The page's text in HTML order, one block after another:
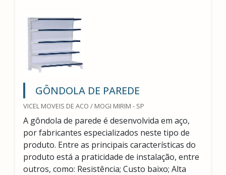
GÔNDOLA DE PAREDE
VICEL MOVEIS DE ACO / MOGI MIRIM - SP
A gôndola de parede é desenvolvida em aço,
por fabricantes especializados neste tipo de
produto. Entre as principais características do
produto está a praticidade de instalação, entre
outros, como: Resistência; Custo baixo; Alta